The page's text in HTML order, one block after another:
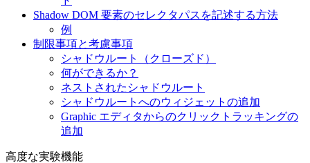
Shadow DOM 要素のセレクタパスを記述する方法
例
制限事項と考慮事項
シャドウルート（クローズド）
何ができるか？
ネストされたシャドウルート
シャドウルートへのウィジェットの追加
Graphic エディタからのクリックトラッキングの
追加
高度な実験機能